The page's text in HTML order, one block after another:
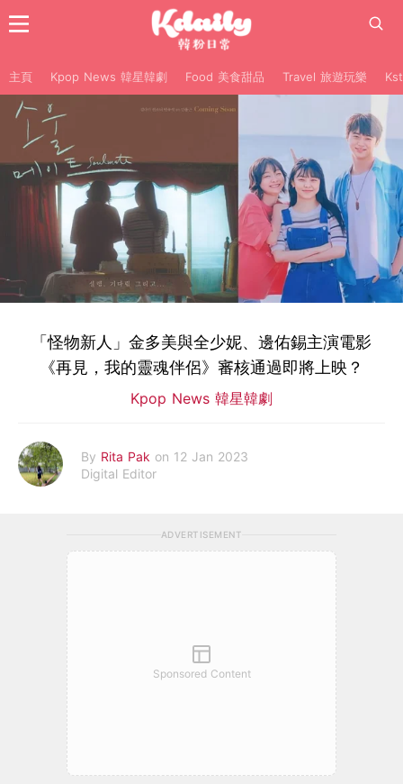
主頁 Kpop News 韓星韓劇 Food 美食甜品 Travel 旅遊玩樂
「怪物新人」金多美與全少妮、邊佑錫主演電影
《再見，我的靈魂伴侶》審核通過即將上映？
Kpop News 韓星韓劇
By Rita Pak on 12 Jan 2023
Digital Editor
ADVERTISEMENT
Sponsored Content